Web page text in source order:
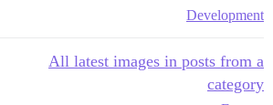
Development
All latest images in posts from a
category